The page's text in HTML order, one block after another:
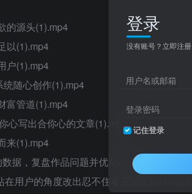
的源头(1).mp4
以(1).mp4
户(1).mp4
随心创作(1).mp4
富管道(1).mp4
心写出合你心的文章(1).mp4
来(1).mp4
据，复盘作品问题并优化(1).mp4
用户的角度改出忍不住看完的文章(1).mp4
登录
没有账号？立即注册
用户名或邮箱
登录密码
记住登录